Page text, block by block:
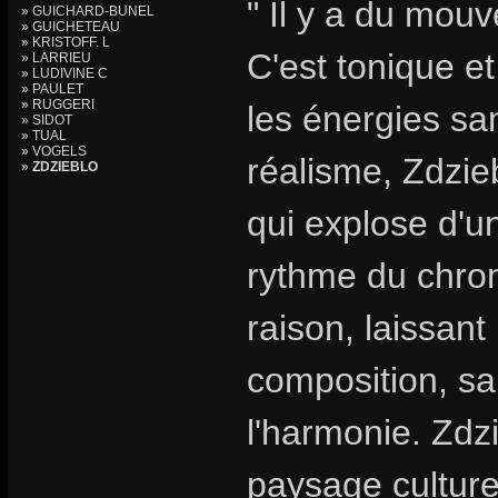
» GUICHARD-BUNEL
» GUICHETEAU
» KRISTOFF. L
» LARRIEU
» LUDIVINE C
» PAULET
» RUGGERI
» SIDOT
» TUAL
» VOGELS
» ZDZIEBLO
" Il y a du
C'est tonique
les énergies
réalisme,
qui explose
rythme du
raison,
composition,
l'harmonie.
paysage